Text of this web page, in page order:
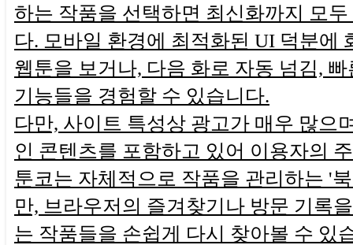
하는 작품을 선택하면 최신화까지 모
다. 모바일 환경에 최적화된 UI 덕분에
웹툰을 보거나, 다음 화로 자동 넘김,
기능들을 경험할 수 있습니다.
다만, 사이트 특성상 광고가 매우 많으
인 콘텐츠를 포함하고 있어 이용자의
툰코는 자체적으로 작품을 관리하는 '
만, 브라우저의 즐겨찾기나 방문 기록
는 작품들을 손쉽게 다시 찾아볼 수 있